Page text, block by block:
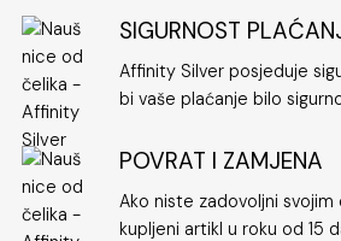
SIGURNOST
Affinity Silver posjeduje
bi vaše plaćanje bilo
POVRAT I ZAMJENA
Ako niste zadovoljni
kupljeni artikl u roku od 15